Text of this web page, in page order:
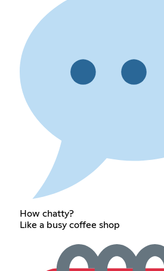
How chatty?
Like a busy coffee shop